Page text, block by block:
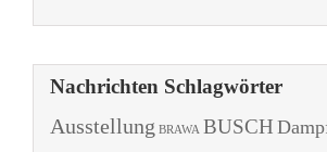
Nachrichten Schlagwörter
Ausstellung BRAWA BUSCH